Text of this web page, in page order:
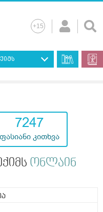
7247
ფასიანი კითხვა
ონლაინ